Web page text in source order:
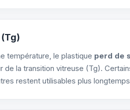
température, le plastique perd de
de la transition vitreuse (Tg).
restent utilisables plus